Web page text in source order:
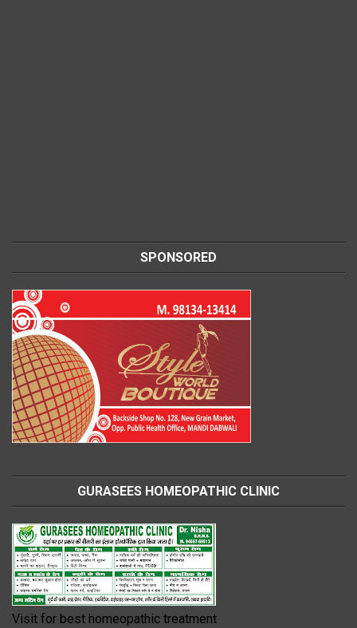
SPONSORED
GURASEES HOMEOPATHIC CLINIC
Visit for best homeopathic treatment